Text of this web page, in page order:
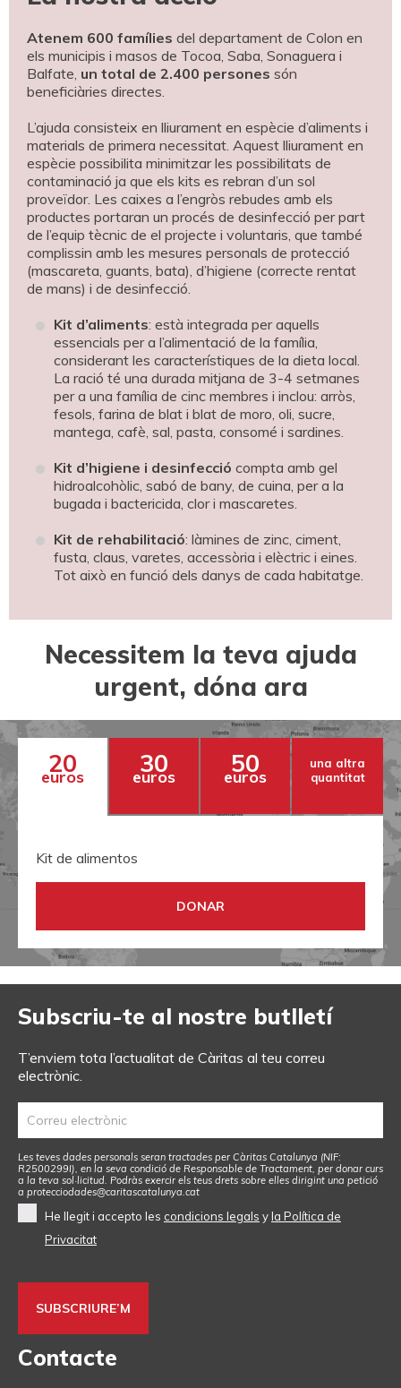
Atenem 600 famílies del departament de Colon en
els municipis i masos de Tocoa, Saba, Sonaguera i
Balfate, un total de 2.400 persones són
beneficiàries directes.
L’ajuda consisteix en lliurament en espècie d’aliments i
materials de primera necessitat. Aquest lliurament en
espècie possibilita minimitzar les possibilitats de
contaminació ja que els kits es rebran d’un sol
proveïdor. Les caixes a l’engròs rebudes amb els
productes portaran un procés de desinfecció per part
de l’equip tècnic de el projecte i voluntaris, que també
complissin amb les mesures personals de protecció
(mascareta, guants, bata), d’higiene (correcte rentat
de mans) i de desinfecció.
Kit d’aliments: està integrada per aquells
essencials per a l’alimentació de la família,
considerant les característiques de la dieta local.
La ració té una durada mitjana de 3-4 setmanes
per a una família de cinc membres i inclou: arròs,
fesols, farina de blat i blat de moro, oli, sucre,
mantega, cafè, sal, pasta, consomé i sardines.
Kit d’higiene i desinfecció compta amb gel
hidroalcohòlic, sabó de bany, de cuina, per a la
bugada i bactericida, clor i mascaretes.
Kit de rehabilitació: làmines de zinc, ciment,
fusta, claus, varetes, accessòria i elèctric i eines.
Tot això en funció dels danys de cada habitatge.
Necessitem la teva ajuda
urgent, dóna ara
20
euros 30
euros 50
euros
una altra
quantitat
Kit de alimentos
DONAR
Subscriu-te al nostre butlletí
T’enviem tota l’actualitat de Càritas al teu correu
electrònic.
Les teves dades personals seran tractades per Càritas Catalunya (NIF:
R2500299I), en la seva condició de Responsable de Tractament, per donar curs
a la teva sol·licitud. Podràs exercir els teus drets sobre elles dirigint una petició
a protecciodades@caritascatalunya.cat
He llegit i accepto les condicions legals yla Política de
Privacitat
Contacte